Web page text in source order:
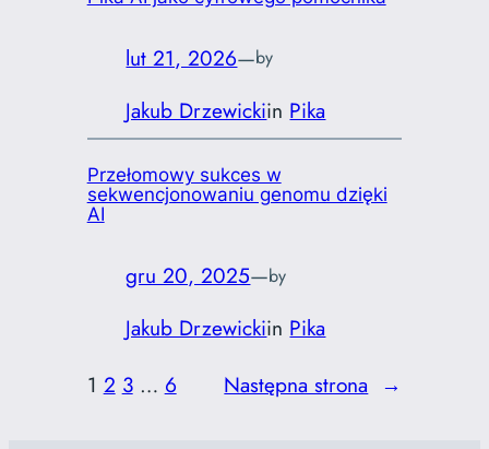
lut 21, 2026—by
Jakub Drzewickiin Pika
Przełomowy sukces w
sekwencjonowaniu genomu dzięki
AI
gru 20, 2025—by
Jakub Drzewickiin Pika
1 2 3 … 6 Następna strona →